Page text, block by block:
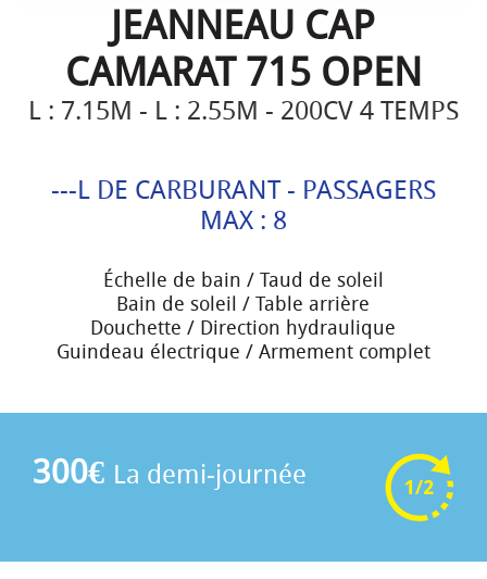
JEANNEAU CAP
CAMARAT 715 OPEN
L : 7.15M - L : 2.55M - 200CV 4 TEMPS
---L DE CARBURANT - PASSAGERS
MAX : 8
Échelle de bain / Taud de soleil
Bain de soleil / Table arrière
Douchette / Direction hydraulique
Guindeau électrique / Armement complet
300€ La demi-journée